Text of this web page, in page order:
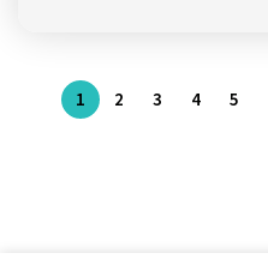
1 2 3 4 5